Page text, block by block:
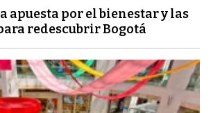
apuesta por el bienestar y las
redescubrir Bogotá